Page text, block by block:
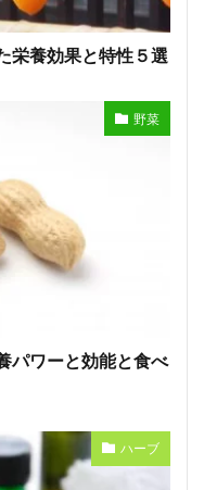
栄養効果と特性５選
野菜
パワーと効能と食べ
ハーブ